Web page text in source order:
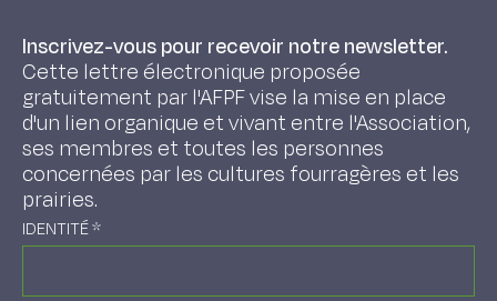
Inscrivez-vous pour recevoir notre newsletter.
Cette lettre électronique proposée
gratuitement par l'AFPF vise la mise en place
d'un lien organique et vivant entre l'Association,
ses membres et toutes les personnes
concernées par les cultures fourragères et les
prairies.
IDENTITÉ*